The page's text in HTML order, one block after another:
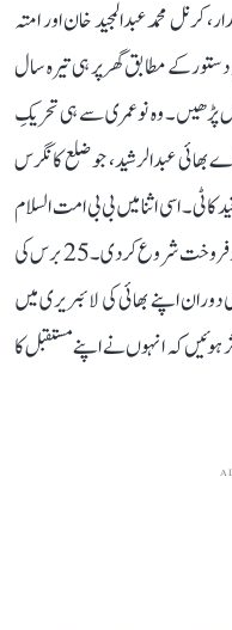
محمد عبدالمجید خان اور امتہ
کے مطابق گھر پر ہی تیرہ سال
پڑھیں۔ وہ نوعمری سے ہی تحریکِ
عبدالرشید، جو ضلع کانگرس
میں چھ ماہ کی قید کاٹی۔ اسی اثنا میں بی بی امت السلام
نے برقعہ پہن کر انبالہ میں گلی گلی کھادی کی تبلیغ اور فروخت شروع کر دی۔ 25 برس کی
اپنے بھائی کی لائبریری میں
ہوئیں کہ انہوں نے اپنے مستقبل کا